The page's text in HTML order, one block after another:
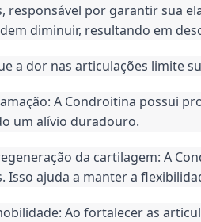
responsável por garantir sua
diminuir, resultando em
a dor nas articulações limite
A Condroitina possui
um alívio duradouro.
da cartilagem: A
Isso ajuda a manter a
Ao fortalecer as